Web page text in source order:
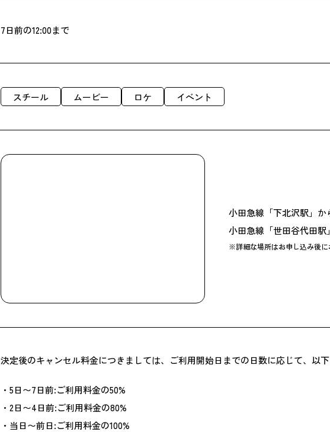
7日前の12:00まで
スチール ムービー ロケ イベント
小田急線「下北沢駅」か
小田急線「世田谷代田駅
※詳細な場所はお申し込み後
決定後のキャンセル料金につきましては、ご利用開始日までの日数に応じて、以
・5日〜7日前:ご利用料金の50%
・2日〜4日前:ご利用料金の80%
・当日〜前日:ご利用料金の100%